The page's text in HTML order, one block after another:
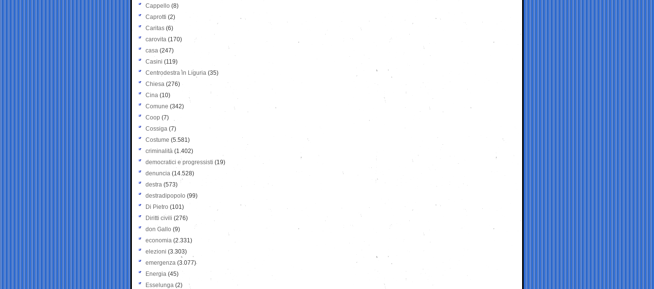
Cappello (8)
Caprotti (2)
Caritas (6)
carovita (170)
casa (247)
Casini (119)
Centrodestra in Liguria (35)
Chiesa (276)
Cina (10)
Comune (342)
Coop (7)
Cossiga (7)
Costume (5.581)
criminalità (1.402)
democratici e progressisti (19)
denuncia (14.528)
destra (573)
destradipopolo (99)
Di Pietro (101)
Diritti civili (276)
don Gallo (9)
economia (2.331)
elezioni (3.303)
emergenza (3.077)
Energia (45)
Esselunga (2)